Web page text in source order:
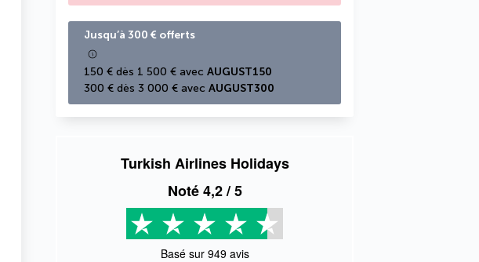
Jusqu’à 300 € offerts
150 € dès 1 500 € avec AUGUST150
300 € dès 3 000 € avec AUGUST300
Turkish Airlines Holidays
Noté4,2/ 5
Basé sur 949avis